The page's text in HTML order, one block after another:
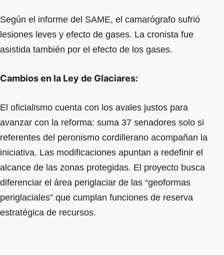
Según el informe del SAME, el camarógrafo sufrió
lesiones leves y efecto de gases. La cronista fue
asistida también por el efecto de los gases.
Cambios en la Ley de Glaciares:
El oficialismo cuenta con los avales justos para
avanzar con la reforma: suma 37 senadores solo si
referentes del peronismo cordillerano acompañan la
iniciativa. Las modificaciones apuntan a redefinir el
alcance de las zonas protegidas. El proyecto busca
diferenciar el área periglaciar de las “geoformas
periglaciales” que cumplan funciones de reserva
estratégica de recursos.